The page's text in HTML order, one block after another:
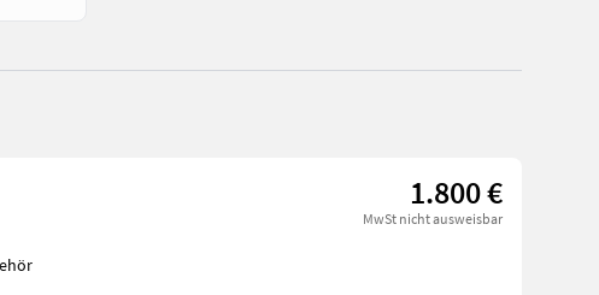
1.800 €
MwSt nicht ausweisbar